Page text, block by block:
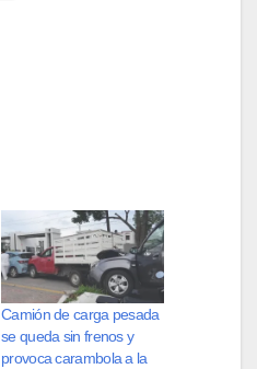
Camión de carga pesada
se queda sin frenos y
provoca carambola a la